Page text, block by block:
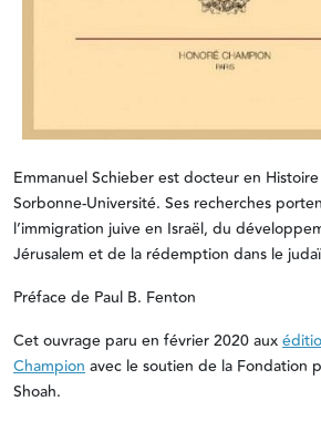
Emmanuel Schieber est docteur en
Sorbonne-Université. Ses recherches
l’immigration juive en Israël, du
Jérusalem et de la rédemption dans le
Préface de Paul B. Fenton
Cet ouvrage paru en février 2020 aux
Championavec le soutien de la Fondation
Shoah.